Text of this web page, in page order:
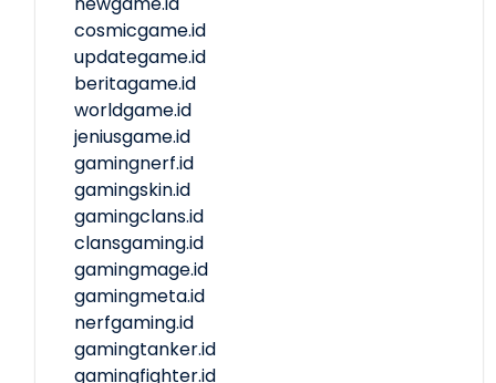
cosmicgame.id
updategame.id
beritagame.id
worldgame.id
jeniusgame.id
gamingnerf.id
gamingskin.id
gamingclans.id
clansgaming.id
gamingmage.id
gamingmeta.id
nerfgaming.id
gamingtanker.id
gamingfighter.id